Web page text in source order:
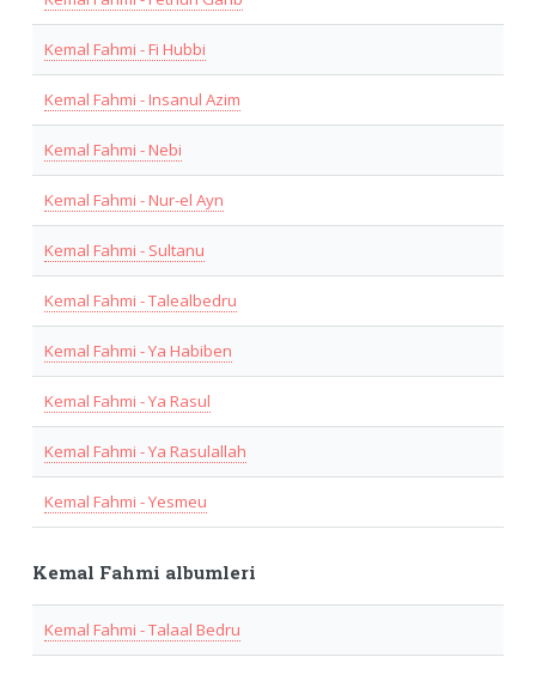
Kemal Fahmi - Fi Hubbi
Kemal Fahmi - Insanul Azim
Kemal Fahmi - Nebi
Kemal Fahmi - Nur-el Ayn
Kemal Fahmi - Sultanu
Kemal Fahmi - Talealbedru
Kemal Fahmi - Ya Habiben
Kemal Fahmi - Ya Rasul
Kemal Fahmi - Ya Rasulallah
Kemal Fahmi - Yesmeu
Kemal Fahmi albumleri
Kemal Fahmi - Talaal Bedru